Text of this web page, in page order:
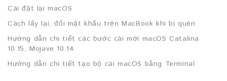
Cài đặt lại macOS
Cách lấy lại, đổi mật khẩu trên MacBook khi bị quên
Hướng dẫn chi tiết các bước cài mới macOS Catalina
10.15, Mojave 10.14
Hướng dẫn chi tiết tạo bộ cài macOS bằng Terminal